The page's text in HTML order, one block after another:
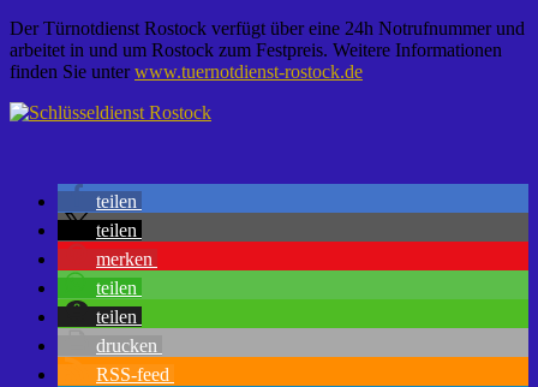
Der Türnotdienst Rostock verfügt über eine 24h Notrufnummer und
arbeitet in und um Rostock zum Festpreis. Weitere Informationen
finden Sie unterwww.tuernotdienst-rostock.de
teilen
teilen
merken
teilen
teilen
drucken
RSS-feed